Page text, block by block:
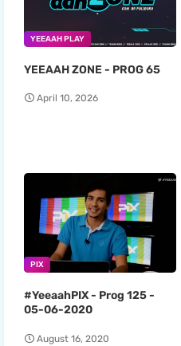
YEEAAH PLAY
YEEAAH ZONE - PROG 65
April 10, 2026
PIX
#YeeaahPIX - Prog 125 -
05-06-2020
August 16, 2020